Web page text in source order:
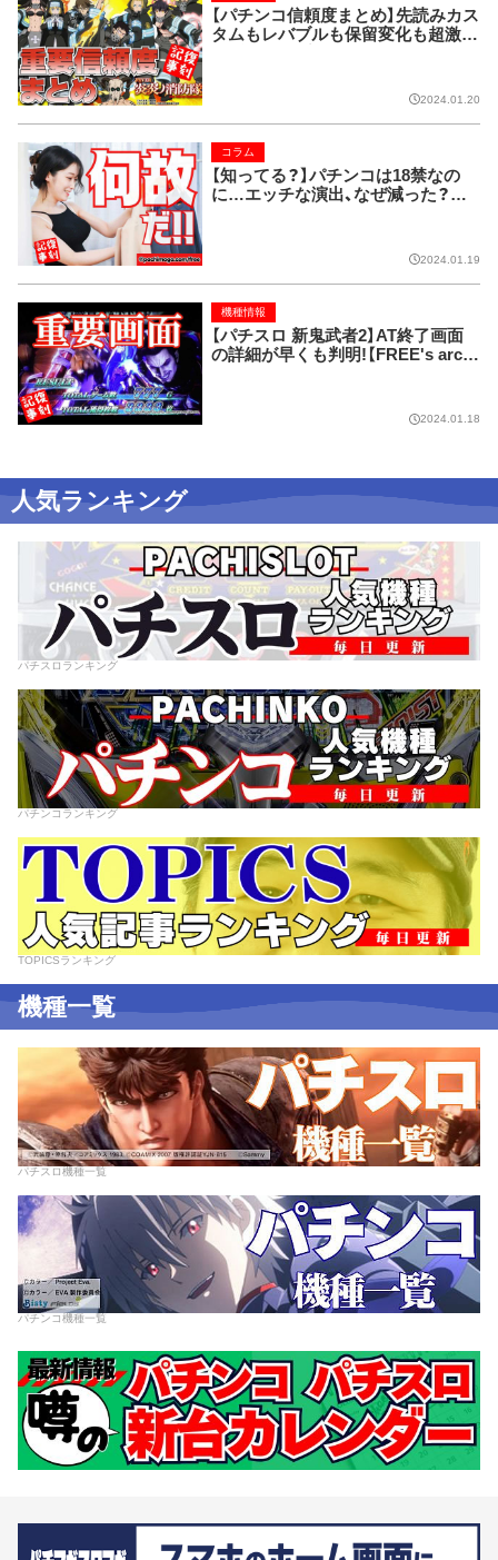
【パチンコ信頼度まとめ】先読みカス
タムもレバブルも保留変化も超激ア
バー炎炎ノ消防隊【FREE's archive
2024.01.20
【知ってる？】パチンコは18禁なの
に…エッチな演出、なぜ減った？？？
コラム
2024.01.19
【パチスロ 新鬼武者2】AT終了画面
の詳細が早くも判明!【FREE's archi
機種情報
2024.01.18
人気ランキング
パチスロランキング
パチンコランキング
TOPICSランキング
機種一覧
パチスロ機種一覧
パチンコ機種一覧